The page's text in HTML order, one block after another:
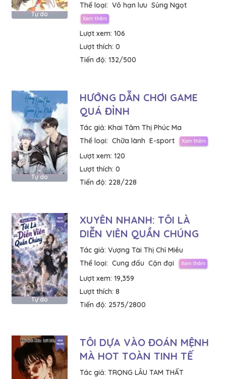
Tự do
Thể loại: Vô hạn lưu Sủng Ngọt
Lượt xem: 106
Lượt thích: 0
Tiến độ: 132/500
Tự do
HƯỚNG DẪN CHƠI GAME
QUÁ ĐỈNH
Tác giả: Khai Tâm Thị Phúc Ma
Thể loại: Chữa lành E-sport
Lượt xem: 120
Lượt thích: 0
Tiến độ: 228/228
Tự do
XUYÊN NHANH: TÔI LÀ
DIỄN VIÊN QUẦN CHÚNG
Tác giả: Vượng Tài Thị Chỉ Miêu
Thể loại: Cung đấu Cận đại
Lượt xem: 19,359
Lượt thích: 8
Tiến độ: 2575/2800
TÔI DỰA VÀO ĐOÁN MỆNH
MÀ HOT TOÀN TINH TẾ
Tác giả: TRỌNG LÂU TAM THẤT